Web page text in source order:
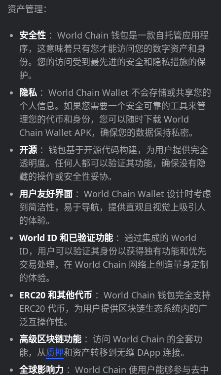
资产管理：
安全性 ：World Chain 钱包是一款自托管应用程
序，这意味着只有您才能访问您的数字资产和身
份。您的访问受到最先进的安全和隐私措施的保
护。
隐私 ：World Chain Wallet 不会存储或共享您的
个人信息。如果您需要一个安全可靠的工具来管
理您的代币和身份，您可以随时下载 World
Chain Wallet APK，确保您的数据保持私密。
开源 ：钱包基于开源代码构建，为用户提供完全
透明度。任何人都可以验证其功能，确保没有隐
藏的操作或安全性妥协。
用户友好界面 ：World Chain Wallet 设计时考虑
到简洁性，易于导航，提供直观且视觉上吸引人
的体验。
World ID 和已验证功能 ：通过集成的 World
ID，用户可以验证其身份以获得独有功能和优先
交易处理，在 World Chain 网络上创造量身定制
的体验。
ERC20 和其他代币 ：World Chain 钱包完全支持
ERC20 代币，为用户提供区块链生态系统内的广
泛互操作性。
高级区块链功能 ：访问 World Chain 的全套功
能，从质押和资产转移到无缝 DApp 连接。
全球影响力 ：World Chain 使用户能够参与去中